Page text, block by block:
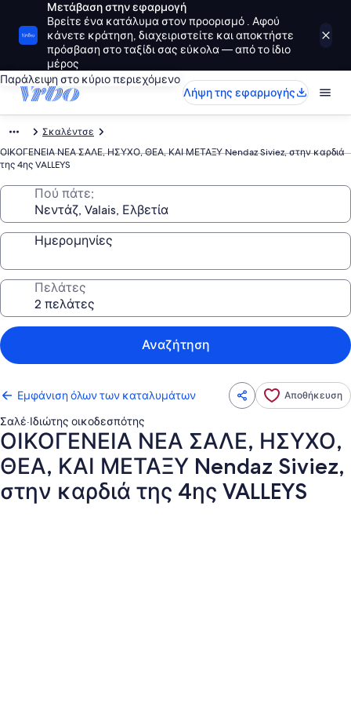
Μετάβαση στην εφαρμογή
Βρείτε ένα κατάλυμα στον προορισμό . Αφού
κάνετε κράτηση, διαχειριστείτε και αποκτήστε
πρόσβαση στο ταξίδι σας εύκολα — από το ίδιο
μέρος
Παράλειψη στο κύριο περιεχόμενο
Λήψη της εφαρμογής
Σκαλέντσε
ΟΙΚΟΓΕΝΕΙΑ ΝΕΑ ΣΑΛΕ, ΗΣΥΧΟ, ΘΕΑ, ΚΑΙ ΜΕΤΑΞΥ Nendaz Siviez, στην καρδιά
της 4ης VALLEYS
Πού πάτε;
Ημερομηνίες
Πελάτες
Αναζήτηση
Εμφάνιση όλων των καταλυμάτων Αποθήκευση
Σαλέ·Ιδιώτης οικοδεσπότης
ΟΙΚΟΓΕΝΕΙΑ ΝΕΑ ΣΑΛΕ, ΗΣΥΧΟ,
ΘΕΑ, ΚΑΙ ΜΕΤΑΞΥ Nendaz Siviez,
στην καρδιά της 4ης VALLEYS